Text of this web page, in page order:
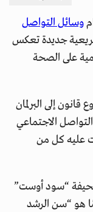
وسائل التواصل
جديدة تعكس
على الصحة
إلى البرلمان
الاجتماعي
أقدمت عليه كل من
“سود أوست”
الثلاثاء، باعتبار سن 16 عامًا هو “سن الرشد